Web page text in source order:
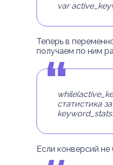
var
Теперь в
получаем по ним
статистика за
Если конверсий